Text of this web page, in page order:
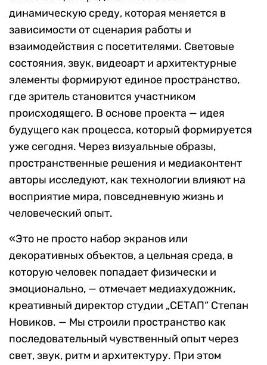
динамическую среду, которая меняется в
зависимости от сценария работы и
взаимодействия с посетителями. Световые
состояния, звук, видеоарт и архитектурные
элементы формируют единое пространство,
где зритель становится участником
происходящего. В основе проекта — идея
будущего как процесса, который формируется
уже сегодня. Через визуальные образы,
пространственные решения и медиаконтент
авторы исследуют, как технологии влияют на
восприятие мира, повседневную жизнь и
человеческий опыт.
«Это не просто набор экранов или
декоративных объектов, а цельная среда, в
которую человек попадает физически и
эмоционально, — отмечает медиахудожник,
креативный директор студии „СЕТАП“ Степан
Новиков. — Мы строили пространство как
последовательный чувственный опыт через
свет, звук, ритм и архитектуру. При этом